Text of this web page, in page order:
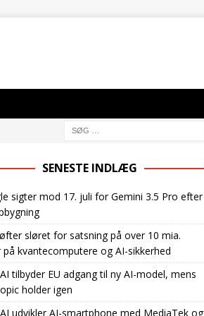
SENESTE INDLÆG
sigter mod 17. juli for Gemini 3.5 Pro efter
sløret for satsning på over 10 mia.
på kvantecomputere og AI-sikkerhed
tilbyder EU adgang til ny AI-model, mens
holder igen
udvikler AI-smartphone med MediaTek og